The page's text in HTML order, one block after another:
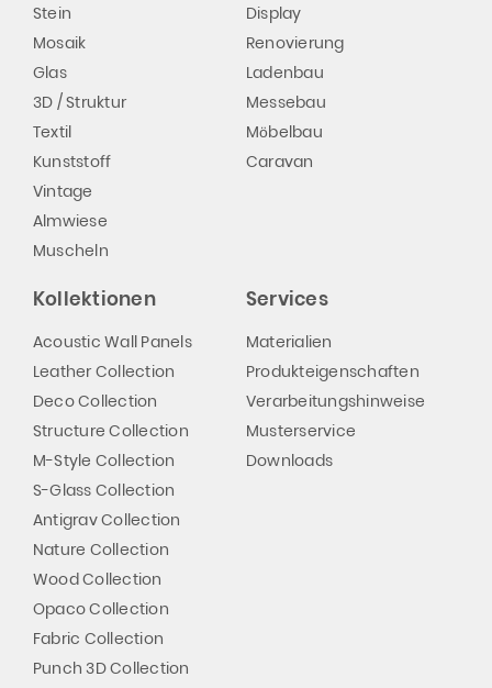
Stein
Mosaik
Glas
3D / Struktur
Textil
Kunststoff
Vintage
Almwiese
Muscheln
Display
Renovierung
Ladenbau
Messebau
Möbelbau
Caravan
Kollektionen
Acoustic Wall Panels
Leather Collection
Deco Collection
Structure Collection
M-Style Collection
S-Glass Collection
Antigrav Collection
Nature Collection
Wood Collection
Opaco Collection
Fabric Collection
Punch 3D Collection
Services
Materialien
Produkteigenschaften
Verarbeitungshinweise
Musterservice
Downloads